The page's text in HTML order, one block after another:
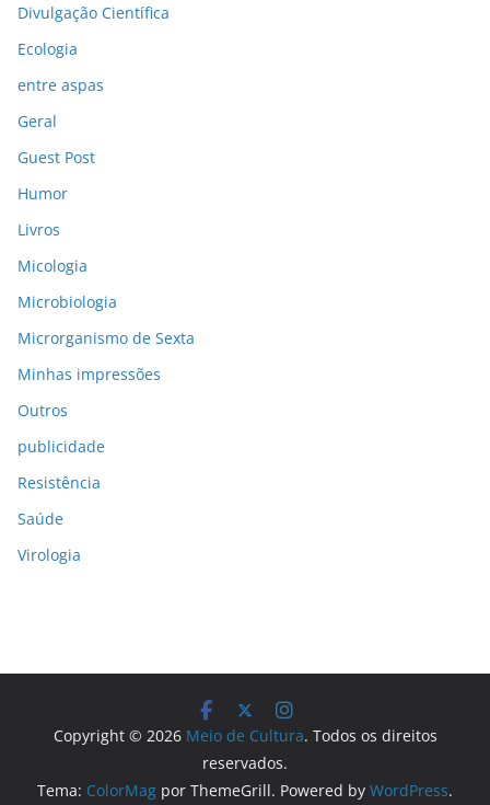
Divulgação Científica
Ecologia
entre aspas
Geral
Guest Post
Humor
Livros
Micologia
Microbiologia
Microrganismo de Sexta
Minhas impressões
Outros
publicidade
Resistência
Saúde
Virologia
Copyright © 2026 Meio de Cultura. Todos os direitos
reservados.
Tema: ColorMag por ThemeGrill. Powered by WordPress.